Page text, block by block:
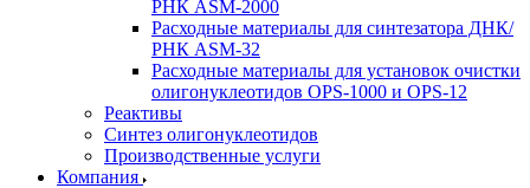
РНК ASM-­2000
Расходные материалы для синтезатора ДНК/
РНК ASM-­32
Расходные материалы для установок очистки
олигонуклеотидов OPS-­­1000 и OPS-­12
Реактивы
Синтез олигонуклеотидов
Производственные услуги
Компания